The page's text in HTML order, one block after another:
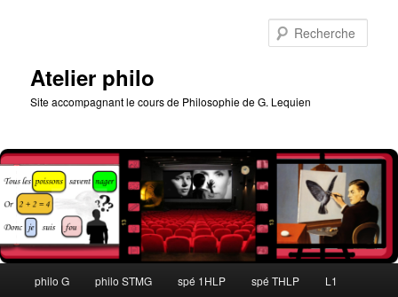
Atelier philo
Site accompagnant le cours de Philosophie de G. Lequien
principal
philo G philo STMG spé 1HLP spé THLP L1